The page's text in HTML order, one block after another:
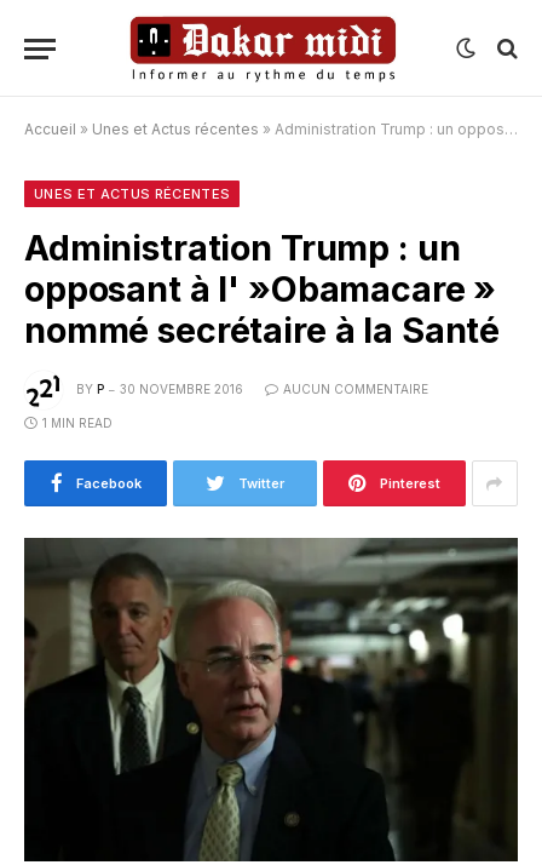
Accueil » Unes et Actus récentes » Administration Trump : un opposant à l' »Obamacare » nommé secrétaire à la Santé
UNES ET ACTUS RÉCENTES
Administration Trump : un
opposant à l' »Obamacare »
nommé secrétaire à la Santé
BY P 30 NOVEMBRE 2016 AUCUN COMMENTAIRE
1 MIN READ
Facebook Twitter Pinterest